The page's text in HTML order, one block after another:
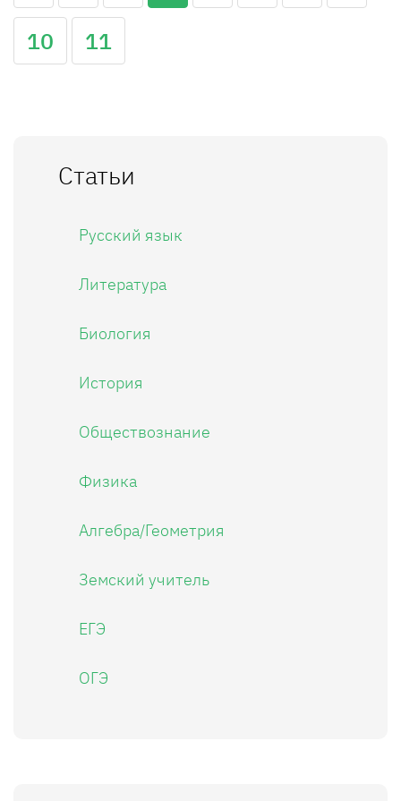
10
11
Статьи
Русский язык
Литература
Биология
История
Обществознание
Физика
Алгебра/Геометрия
Земский учитель
ЕГЭ
ОГЭ